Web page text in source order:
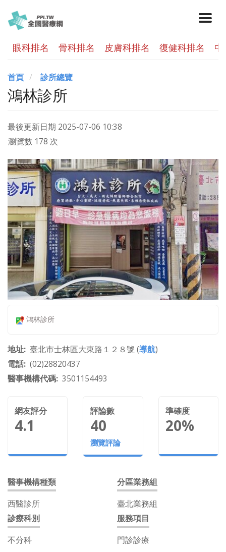
眼科排名 骨科排名 皮膚科排名 復健科排名
首頁 診所總覽
鴻林診所
最後更新日期 2025-07-06 10:38
瀏覽數 178 次
鴻林診所
地址 臺北市士林區大東路１２８號 (導航)
電話 (02)28820437
醫事機構代碼 3501154493
網友評分
4.1
評論數
40
瀏覽評論
準確度
20%
醫事機構種類
西醫診所
分區業務組
臺北業務組
診療科別
不分科
服務項目
門診診療